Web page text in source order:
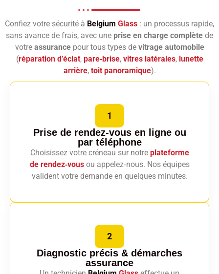
Confiez votre sécurité à Belgium Glass : un processus rapide,
sans avance de frais, avec une prise en charge complète de
votre assurancepour tous types de vitrage automobile
(réparation d’éclat, pare‑brise, vitres latérales, lunette
arrière, toit panoramique).
1
Prise de rendez-vous en ligne ou
par téléphone
Choisissez votre créneau sur notre plateforme
de rendez‑vousou appelez‑nous. Nos équipes
valident votre demande en quelques minutes.
2
Diagnostic précis & démarches
assurance